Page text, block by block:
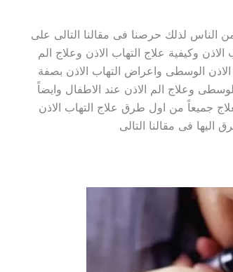
الناس لذلك حرصنا فى مقالنا التالى على
وكيفية علاج التهاب الاذن وعلاج الم
الوسطى واعراض التهاب الاذن بصفة
وعلاج الم الاذن عند الاطفال وايضاً
جميعاً من اول طرق علاج التهاب الاذن
اليها فى مقالنا التالى